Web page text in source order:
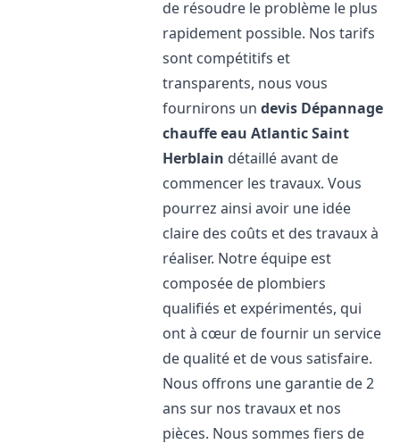
de résoudre le problème le plus
rapidement possible. Nos tarifs
sont compétitifs et
transparents, nous vous
fournirons undevis Dépannage
chauffe eau AtlanticSaint
Herblain détaillé avant de
commencer les travaux. Vous
pourrez ainsi avoir une idée
claire des coûts et des travaux à
réaliser. Notre équipe est
composée de plombiers
qualifiés et expérimentés, qui
ont à cœur de fournir un service
de qualité et de vous satisfaire.
Nous offrons une garantie de 2
ans sur nos travaux et nos
pièces. Nous sommes fiers de